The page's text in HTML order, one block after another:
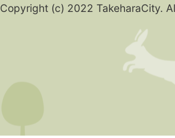
Copyright (c) 2022 TakeharaCity.